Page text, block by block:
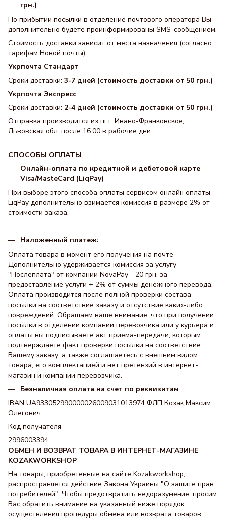
грн.)
По прибытии посылки в отделение почтового оператора Вы
дополнительно будете проинформированы SMS-сообщением.
Стоимость доставки зависит от места назначения (согласно
тарифам Новой почты).
Укрпочта Стандарт
Сроки доставки: 3-7 дней (стоимость доставки от 50 грн.)
Укрпочта Экспресс
Сроки доставки: 2-4 дней (стоимость доставки от 50 грн.)
Отправка производится из пгт. Ивано-Франковское,
Львовская обл. после 16:00 в рабочие дни
СПОСОБЫ ОПЛАТЫ
Онлайн-оплата по кредитной и дебетовой карте
Visa/MasteCard (LiqPay)
При выборе этого способа оплаты сервисом онлайн оплаты
LiqPay дополнительно взимается комиссия в размере 2% от
стоимости заказа.
Наложенный платеж:
Оплата товара в момент его получения на почте
Дополнительно удерживается комиссия за услугу
"Послеплата" от компании NovaPay - 20 грн. за
предоставление услуги + 2% от суммы денежного перевода.
Оплата производится после полной проверки состава
посылки на соответствие заказу и отсутствие каких-либо
повреждений. Обращаем ваше внимание, что при получении
посылки в отделении компании перевозчика или у курьера и
оплаты вы подписываете акт приема-передачи, которым
подтверждаете факт проверки посылки на соответствие
Вашему заказу, а также соглашаетесь с внешним видом
товара, его комплектацией и нет претензий в интернет-
магазин и компании перевозчика.
Безналичная оплата на счет по реквизитам
IBAN UA933052990000026009031013974 ФЛП Козак Максим
Олегович
Код получателя
2996003394
ОБМЕН И ВОЗВРАТ ТОВАРА В ИНТЕРНЕТ-МАГАЗИНЕ
KOZAKWORKSHOP
На товары, приобретенные на сайте Kozakworkshop,
распространяется действие Закона Украины "О защите прав
потребителей". Чтобы предотвратить недоразумение, просим
Вас обратить внимание на указанный ниже порядок
осуществления процедуры обмена или возврата товаров.